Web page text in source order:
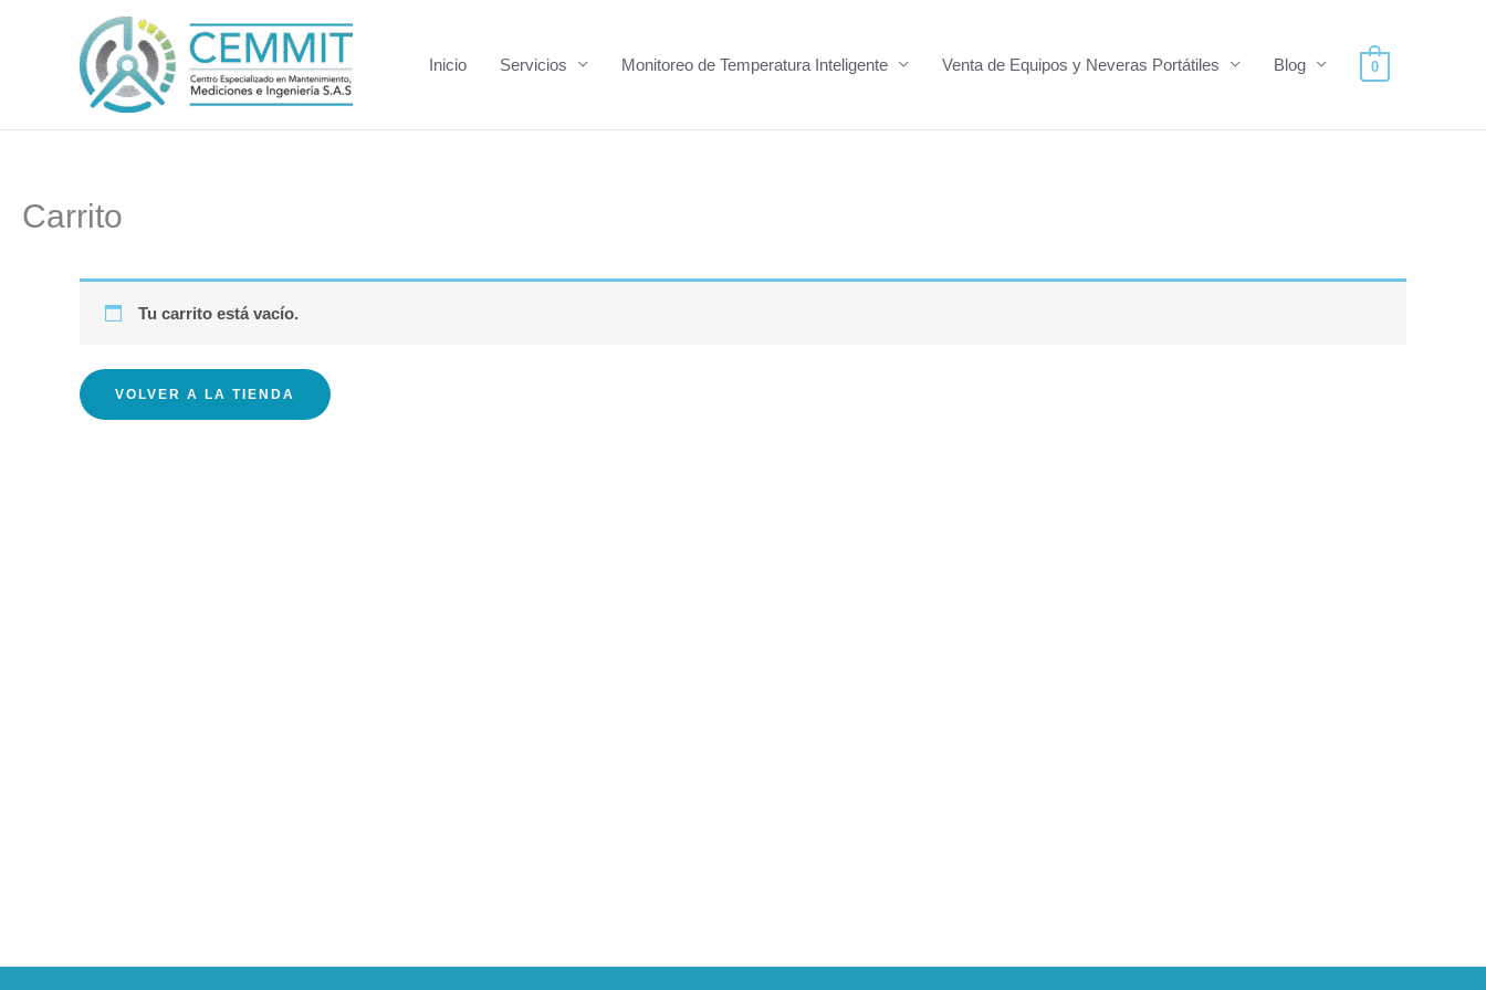
Inicio Servicios Monitoreo de Temperatura Inteligente Venta de Equipos y Neveras Portátiles Blog 0
Carrito
Tu carrito está vacío.
VOLVER A LA TIENDA